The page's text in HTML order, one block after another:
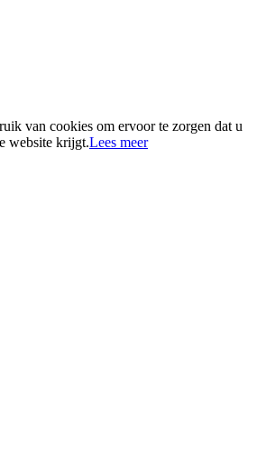
van cookies om ervoor te zorgen dat u
website krijgt.Lees meer